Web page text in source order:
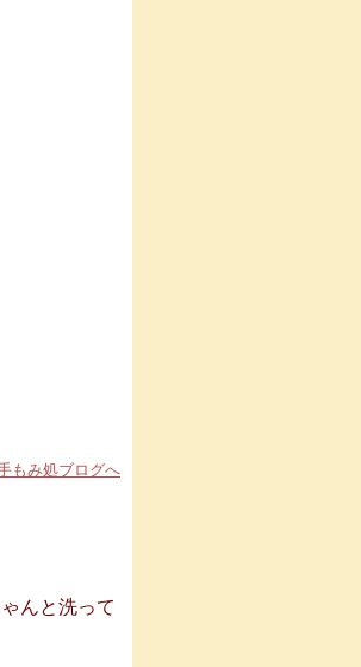
もみ処ブログへ
んと洗って